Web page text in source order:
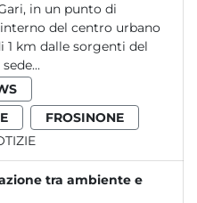
in un punto di
del centro urbano
1 km dalle sorgenti del
FROSINONE
tra ambiente e